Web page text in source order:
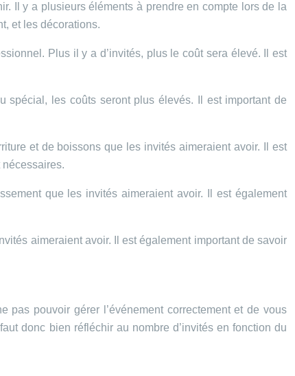
Il y a plusieurs éléments à prendre en compte lors de la
et les décorations.
Plus il y a d’invités, plus le coût sera élevé. Il est
spécial, les coûts seront plus élevés. Il est important de
et de boissons que les invités aimeraient avoir. Il est
que les invités aimeraient avoir. Il est également
aimeraient avoir. Il est également important de savoir
pas pouvoir gérer l’événement correctement et de vous
donc bien réfléchir au nombre d’invités en fonction du